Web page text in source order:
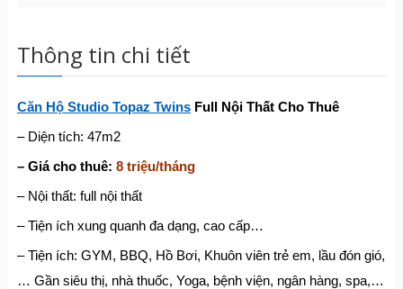
Thông tin chi tiết
Căn Hộ Studio Topaz TwinsFull Nội Thất Cho Thuê
– Diện tích: 47m2
– Giá cho thuê: 8 triệu/tháng
– Nội thất: full nội thất
– Tiện ích xung quanh đa dạng, cao cấp…
– Tiện ích: GYM, BBQ, Hồ Bơi, Khuôn viên trẻ em, lầu đón gió,
… Gần siêu thị, nhà thuốc, Yoga, bệnh viện, ngân hàng, spa,…